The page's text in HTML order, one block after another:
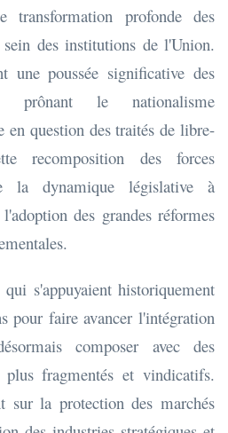
transformation profonde des
des institutions de l'Union.
une poussée significative des
prônant le nationalisme
en question des traités de libre-
recomposition des forces
la dynamique législative à
des grandes réformes
s'appuyaient historiquement
pour faire avancer l'intégration
composer avec des
plus fragmentés et vindicatifs.
sur la protection des marchés